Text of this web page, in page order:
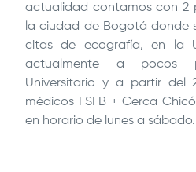
actualidad contamos con 2
la ciudad de Bogotá donde
citas de ecografía, en la
actualmente a pocos
Universitario y a partir del
médicos FSFB + Cerca
en horario de lunes a sábado.